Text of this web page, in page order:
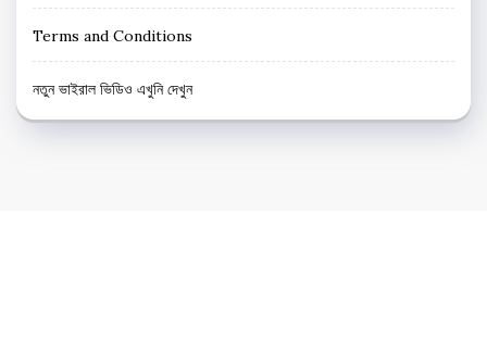
Terms and Conditions
নতুন ভাইরাল ভিডিও এখুনি দেখুন